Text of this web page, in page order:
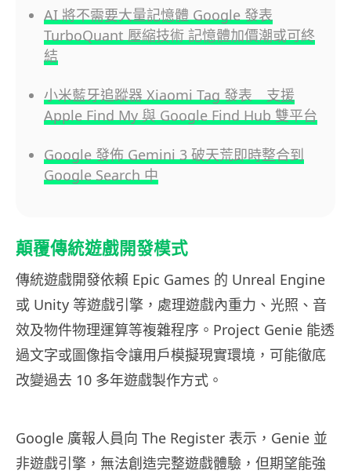
AI 將不需要大量記憶體 Google 發表
TurboQuant 壓縮技術 記憶體加價潮或可終
結
小米藍牙追蹤器 Xiaomi Tag 發表 支援
Apple Find My 與 Google Find Hub 雙平台
Google 發佈 Gemini 3 破天荒即時整合到
Google Search 中
顛覆傳統遊戲開發模式
傳統遊戲開發依賴 Epic Games 的 Unreal Engine
或 Unity 等遊戲引擎，處理遊戲內重力、光照、音
效及物件物理運算等複雜程序。Project Genie 能透
過文字或圖像指令讓用戶模擬現實環境，可能徹底
改變過去 10 多年遊戲製作方式。
Google 廣報人員向 The Register 表示，Genie 並
非遊戲引擎，無法創造完整遊戲體驗，但期望能強